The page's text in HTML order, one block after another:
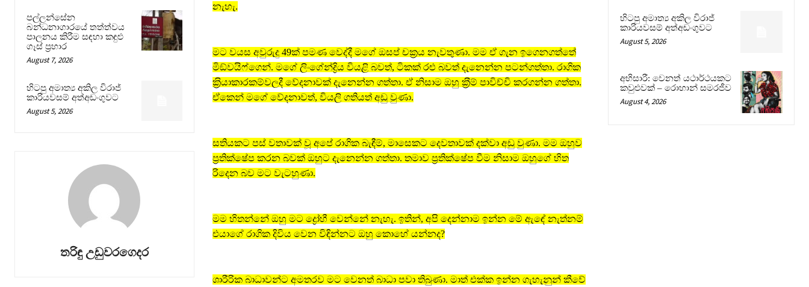
පල්ලන්සේන
බන්ධනාගාරයේ තත්ත්වය
පාලනය කිරීම සඳහා කඳුළු
ගෑස් ප්‍රහාර
August 7, 2026
හිටපු අමාත්‍ය අකිල විරාජ්
කාරියවසම් අත්අඩංගුවට
August 5, 2026
තරිඳු උඩුවරගෙදර
නැහැ.
මට වයස අවුරුදු 49ක් පමණ වෙද්දී මගේ ඔසප් චක‍්‍රය නැවතුණා. මම ඒ ගැන ඉගෙනගත්තේ
මිඞ්වයිෆ්ගෙන්. මගේ ලිංගේන්ද්‍රිය වියළි බවත්, ටිකක් රළු බවත් දැනෙන්න පටන්ගත්තා. රාගික
ක‍්‍රියාකාරකම්වලදී වේදනාවක් දැනෙන්න ගත්තා. ඒ නිසාම ඔහු ක‍්‍රීම් පාවිච්චි කරගන්න ගත්තා.
ඒකෙන් මගේ වේදනාවත්, වියලි ගතියත් අඩු වුණා.
සතියකට පස් වතාවක් වූ අපේ රාගික බැඳීම්, මාසෙකට දෙවතාවක් දක්වා අඩු වුණා. මම ඔහුව
ප‍්‍රතික්ෂේප කරන බවක් ඔහුට දැනෙන්න ගත්තා. තමාව ප‍්‍රතික්ෂේප වීම නිසාම ඔහුගේ හිත
රිදෙන බව මට වැටහුණා.
මම හිතන්නේ ඔහු මට ද්‍රෝහී වෙන්නේ නැහැ. ඉතින්, අපි දෙන්නාම ඉන්න මේ ඇඳේ නැත්නම්
එයාගේ රාගික දිවිය වෙන විඳින්නට ඔහු කොහේ යන්නද?
ශාරීරික බාධාවන්ට අමතරව මට වෙනත් බාධා පවා තිබුණා. මාත් එක්ක ඉන්න ගැහැනුන් කීවේ
හිටපු අමාත්‍ය අකිල විරාජ්
කාරියවසම් අත්අඩංගුවට
August 5, 2026
අභිසාරී: වෙනත් යථාර්ථයකට
කවුළුවක් – රොහාන් සමරජීව
August 4, 2026